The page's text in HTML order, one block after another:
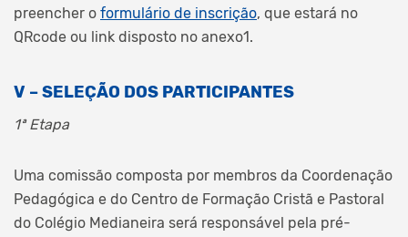
preencher o formulário de inscrição, que estará no
QRcode ou link disposto no anexo1.
V – SELEÇÃO DOS PARTICIPANTES
1ª Etapa
Uma comissão composta por membros da Coordenação
Pedagógica e do Centro de Formação Cristã e Pastoral
do Colégio Medianeira será responsável pela pré-